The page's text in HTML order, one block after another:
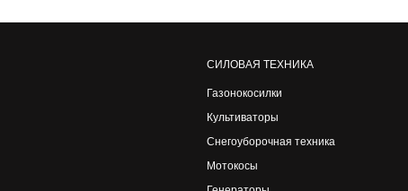
СИЛОВАЯ ТЕХНИКА
Газонокосилки
Культиваторы
Снегоуборочная техника
Мотокосы